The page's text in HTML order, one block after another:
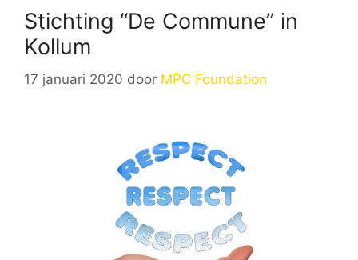
Stichting “De Commune” in
Kollum
17 januari 2020 door MPC Foundation